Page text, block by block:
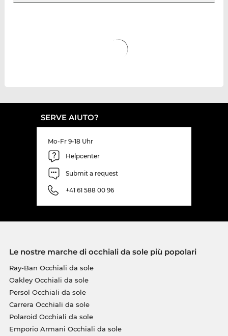
SERVE AIUTO?
Mo-Fr 9-18 Uhr
Helpcenter
Submit a request
+41 61 588 00 96
Le nostre marche di occhiali da sole più popolari
Ray-Ban Occhiali da sole
Oakley Occhiali da sole
Persol Occhiali da sole
Carrera Occhiali da sole
Polaroid Occhiali da sole
Emporio Armani Occhiali da sole